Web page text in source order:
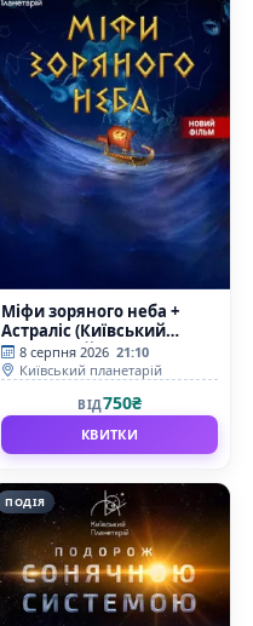
Міфи зоряного неба +
Астраліс (Київський
планетарій)
8 серпня 2026 21:10
Київський планетарій
ВІД750₴
КВИТКИ
ПОДІЯ